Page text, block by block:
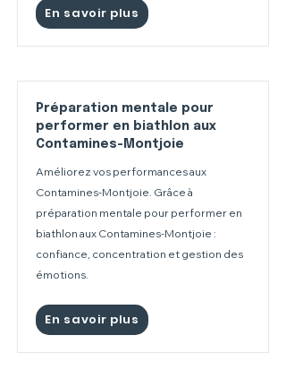
En savoir plus
Préparation mentale pour
performer en biathlon aux
Contamines-Montjoie
Améliorez vos performances aux
Contamines-Montjoie. Grâce à
préparation mentale pour performer en
biathlon aux Contamines-Montjoie :
confiance, concentration et gestion des
émotions.
En savoir plus